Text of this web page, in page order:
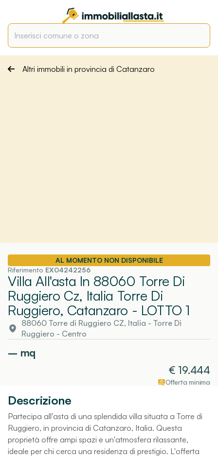
Altri immobili in provincia di Catanzaro
AL MOMENTO NON DISPONIBILE
Riferimento EX04242256
Villa All'asta In 88060 Torre Di
Ruggiero Cz, Italia Torre Di
Ruggiero, Catanzaro - LOTTO 1
88060 Torre di Ruggiero CZ, Italia - Torre Di
Ruggiero - Centro
– mq
€ 19.444
Offerta minima
Descrizione
Partecipa all'asta di una splendida villa situata a Torre di
Ruggiero, in provincia di Catanzaro, Italia. Questa
proprietà offre ampi spazi e un'atmosfera rilassante,
ideale per chi cerca una residenza di prestigio. L'offerta